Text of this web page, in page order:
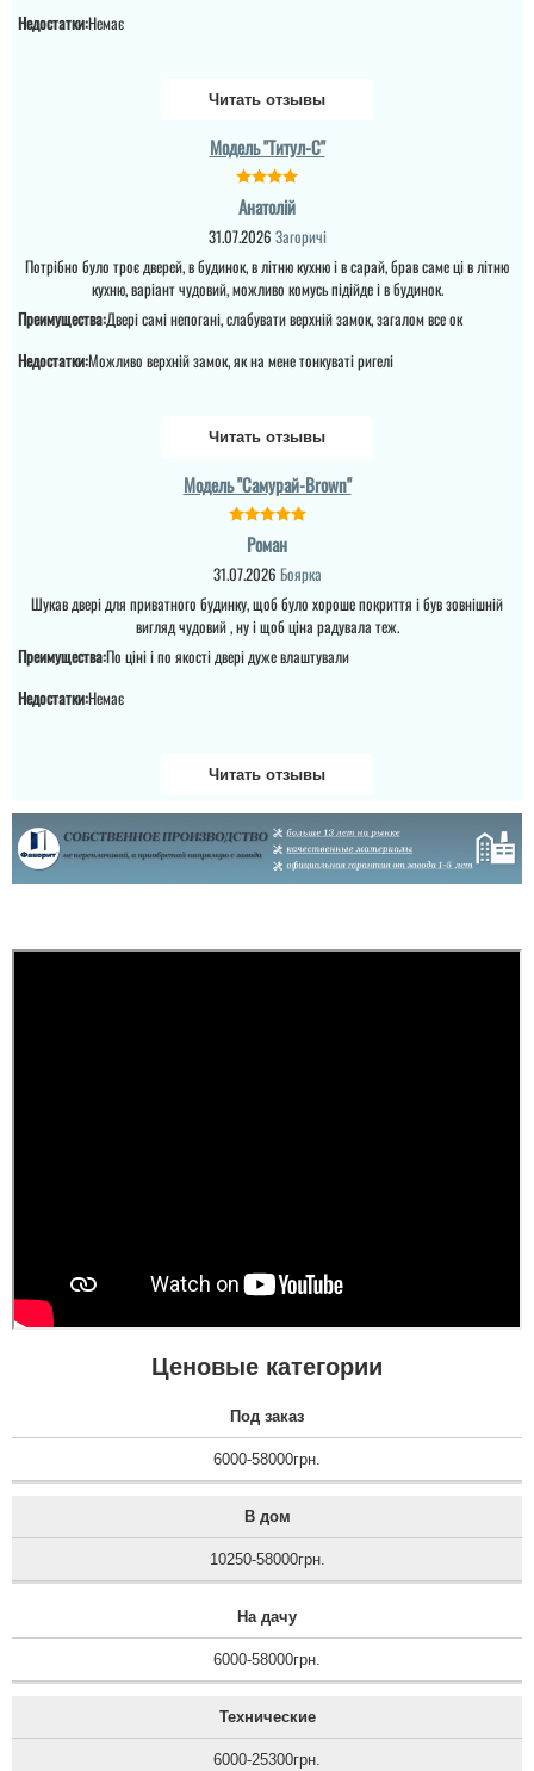
Піля орків шукала двері
читати всі відгуки
Володимир
бояться сонця і можуть
деякий час постояти без
козирька...
читати всі відгуки
Скидались всіма
сусідами на двері в
все пройшло ок, всім
Нарешті отримали двері,
ринку, захист рівня
шафки в басейні. Це
бюджетних дверей, але
клієнтів, що замки
Недостатки:Немає
Читать отзывы
Модель "Титул-C"
Анатолій
31.07.2026 Загоричі
Потрібно було троє дверей, в будинок, в літню кухню і в сарай, брав саме ці в літню
кухню, варіант чудовий, можливо комусь підійде і в будинок.
Преимущества:Двері самі непогані, слабувати верхній замок, загалом все ок
Недостатки:Можливо верхній замок, як на мене тонкуваті ригелі
Читать отзывы
Модель "Самурай-Brown"
Роман
31.07.2026 Боярка
Шукав двері для приватного будинку, щоб було хороше покриття і був зовнішній
вигляд чудовий , ну і щоб ціна радувала теж.
Преимущества:По ціні і по якості двері дуже влаштували
Недостатки:Немає
Читать отзывы
Ценовые категории
Под заказ
6000-58000грн.
В дом
10250-58000грн.
На дачу
6000-58000грн.
Технические
6000-25300грн.